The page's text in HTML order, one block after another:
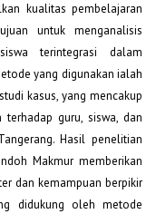
kualitas pembelajaran
untuk menganalisis
terintegrasi dalam
yang digunakan ialah
kasus, yang mencakup
guru, siswa, dan
Hasil penelitian
Makmur memberikan
dan kemampuan berpikir
didukung oleh metode